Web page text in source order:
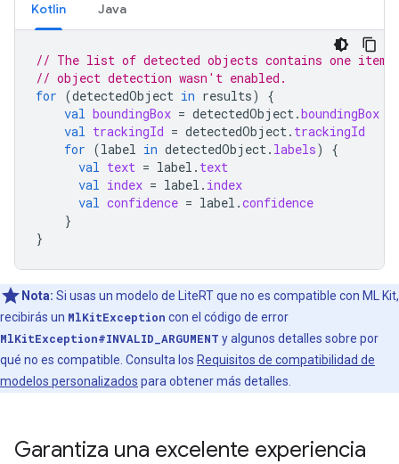
Kotlin Java
// The list of detected objects contains one
// object detection wasn't enabled.
for (detectedObject in results)
{
val boundingBox = detectedObject.boundingBox
val trackingId = detectedObject. trackingId
for (label in detectedObject. labels)
{
val text = label . text
val index = label . index
val confidence = label .confidence
}
}
Nota: Si usas un modelo de LiteRT que no es compatible con ML Kit,
recibirás un MlKitException con el código de error
MlKitException#INVALID_ARGUMENT y algunos detalles sobre por
qué no es compatible. Consulta los Requisitos de compatibilidad de
modelos personalizados para obtener más detalles.
Garantiza una excelente experiencia